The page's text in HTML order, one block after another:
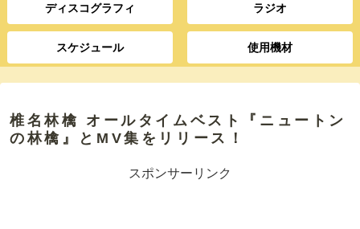
ディスコグラフィ ラジオ
スケジュール 使用機材
椎名林檎 オールタイムベスト『ニュートン
の林檎』とMV集をリリース！
スポンサーリンク